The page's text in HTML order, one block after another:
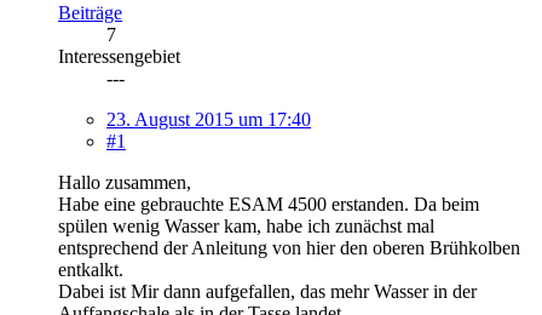
Beiträge
7
Interessengebiet
---
23. August 2015 um 17:40
#1
Hallo zusammen,
Habe eine gebrauchte ESAM 4500 erstanden. Da beim
spülen wenig Wasser kam, habe ich zunächst mal
entsprechend der Anleitung von hier den oberen Brühkolben
entkalkt.
Dabei ist Mir dann aufgefallen, das mehr Wasser in der